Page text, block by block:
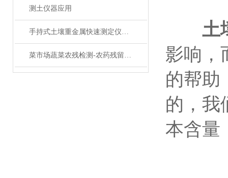
测土仪器应用
手持式土壤重金属快速测定仪主要特征及优势
菜市场蔬菜农残检测-农药残留分析仪
土
影响，
的帮助
的，我
本含量